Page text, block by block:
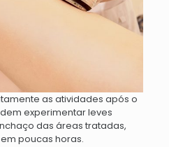
as atividades após o
experimentar leves
das áreas tratadas,
poucas horas.